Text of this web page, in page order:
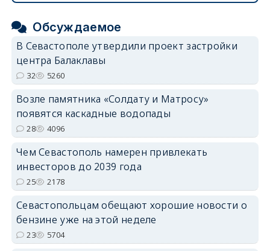
Обсуждаемое
В Севастополе утвердили проект застройки
центра Балаклавы
32 5260
Возле памятника «Солдату и Матросу»
появятся каскадные водопады
28 4096
Чем Севастополь намерен привлекать
инвесторов до 2039 года
25 2178
Севастопольцам обещают хорошие новости о
бензине уже на этой неделе
23 5704